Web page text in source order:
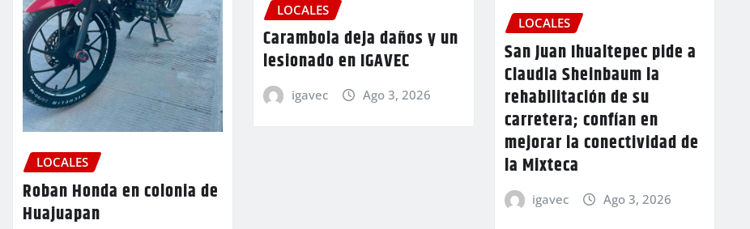
LOCALES
Roban Honda en colonia de
Huajuapan
LOCALES
Carambola deja daños y un
lesionado en IGAVEC
igavec Ago 3, 2026
LOCALES
San Juan Ihualtepec pide a
Claudia Sheinbaum la
rehabilitación de su
carretera; confían en
mejorar la conectividad de
la Mixteca
igavec Ago 3, 2026